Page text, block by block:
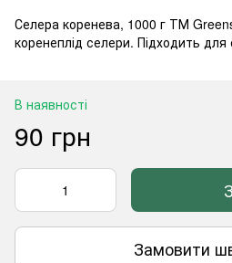
Селера коренева, 1000 г ТМ
коренеплід селери. Підходить для
В наявності
90 грн
Замовити